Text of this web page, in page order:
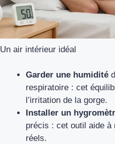
Un air intérieur idéal
Garder une humidité
respiratoire : cet
l’irritation de la gorge.
Installer un
précis : cet outil aide à
réels.